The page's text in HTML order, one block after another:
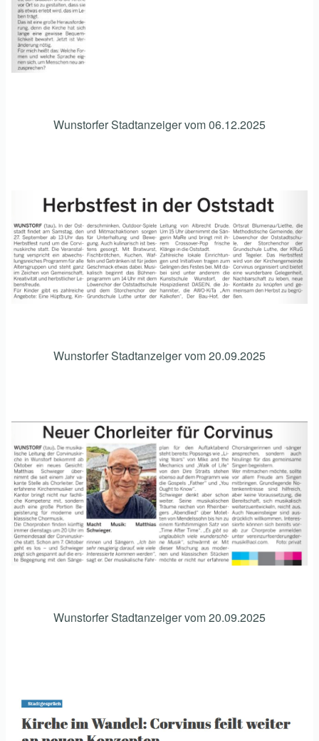
Wunstorfer Stadtanzeiger vom 06.12.2025
Wunstorfer Stadtanzeiger vom 20.09.2025
Wunstorfer Stadtanzeiger vom 20.09.2025